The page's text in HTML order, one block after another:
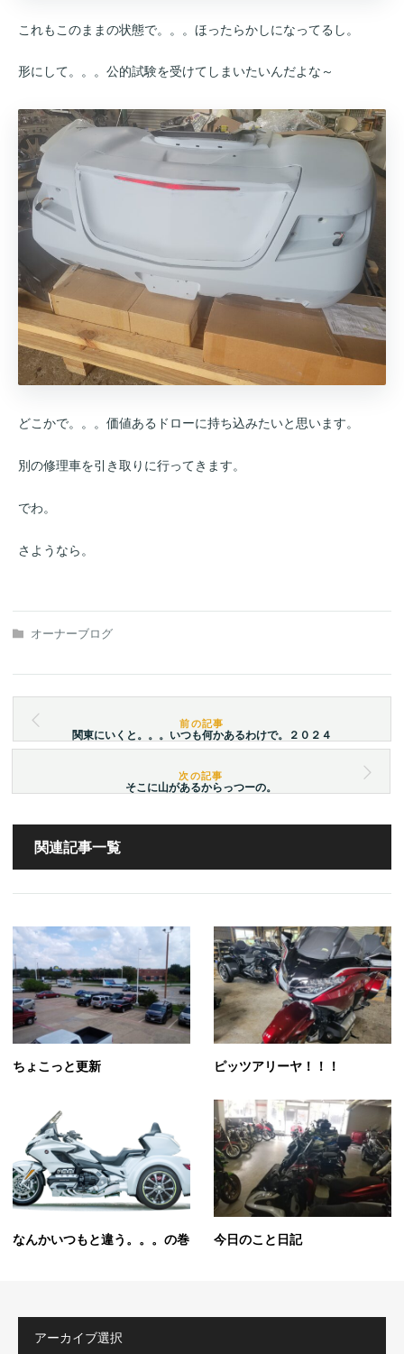
これもこのままの状態で。。。ほったらかしになってるし。
形にして。。。公的試験を受けてしまいたいんだよな～
どこかで。。。価値あるドローに持ち込みたいと思います。
別の修理車を引き取りに行ってきます。
でわ。
さようなら。
オーナーブログ
関東にいくと。。。いつも何かあるわけで。２０２４
そこに山があるからっつーの。
関連記事一覧
ちょこっと更新 ピッツアリーヤ！！！
なんかいつもと違う。。。の巻 今日のこと日記
アーカイブ選択